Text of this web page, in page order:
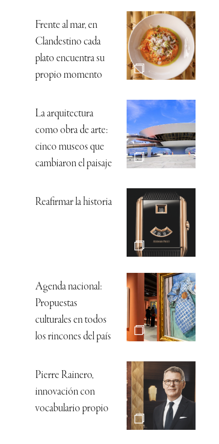
Frente al mar, en
Clandestino cada
plato encuentra su
propio momento
La arquitectura
como obra de arte:
cinco museos que
cambiaron el paisaje
Reafirmar la historia
Agenda nacional:
Propuestas
culturales en todos
los rincones del país
Pierre Rainero,
innovación con
vocabulario propio